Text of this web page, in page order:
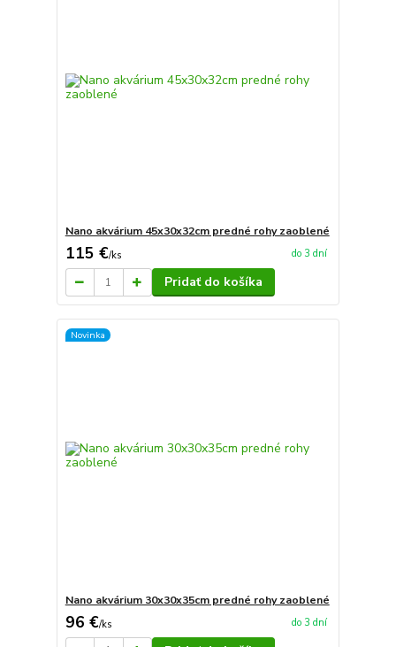
Nano akvárium 45x30x32cm predné rohy zaoblené
115 €/ks do 3 dní
Pridať do košíka
Novinka
Nano akvárium 30x30x35cm predné rohy zaoblené
96 €/ks do 3 dní